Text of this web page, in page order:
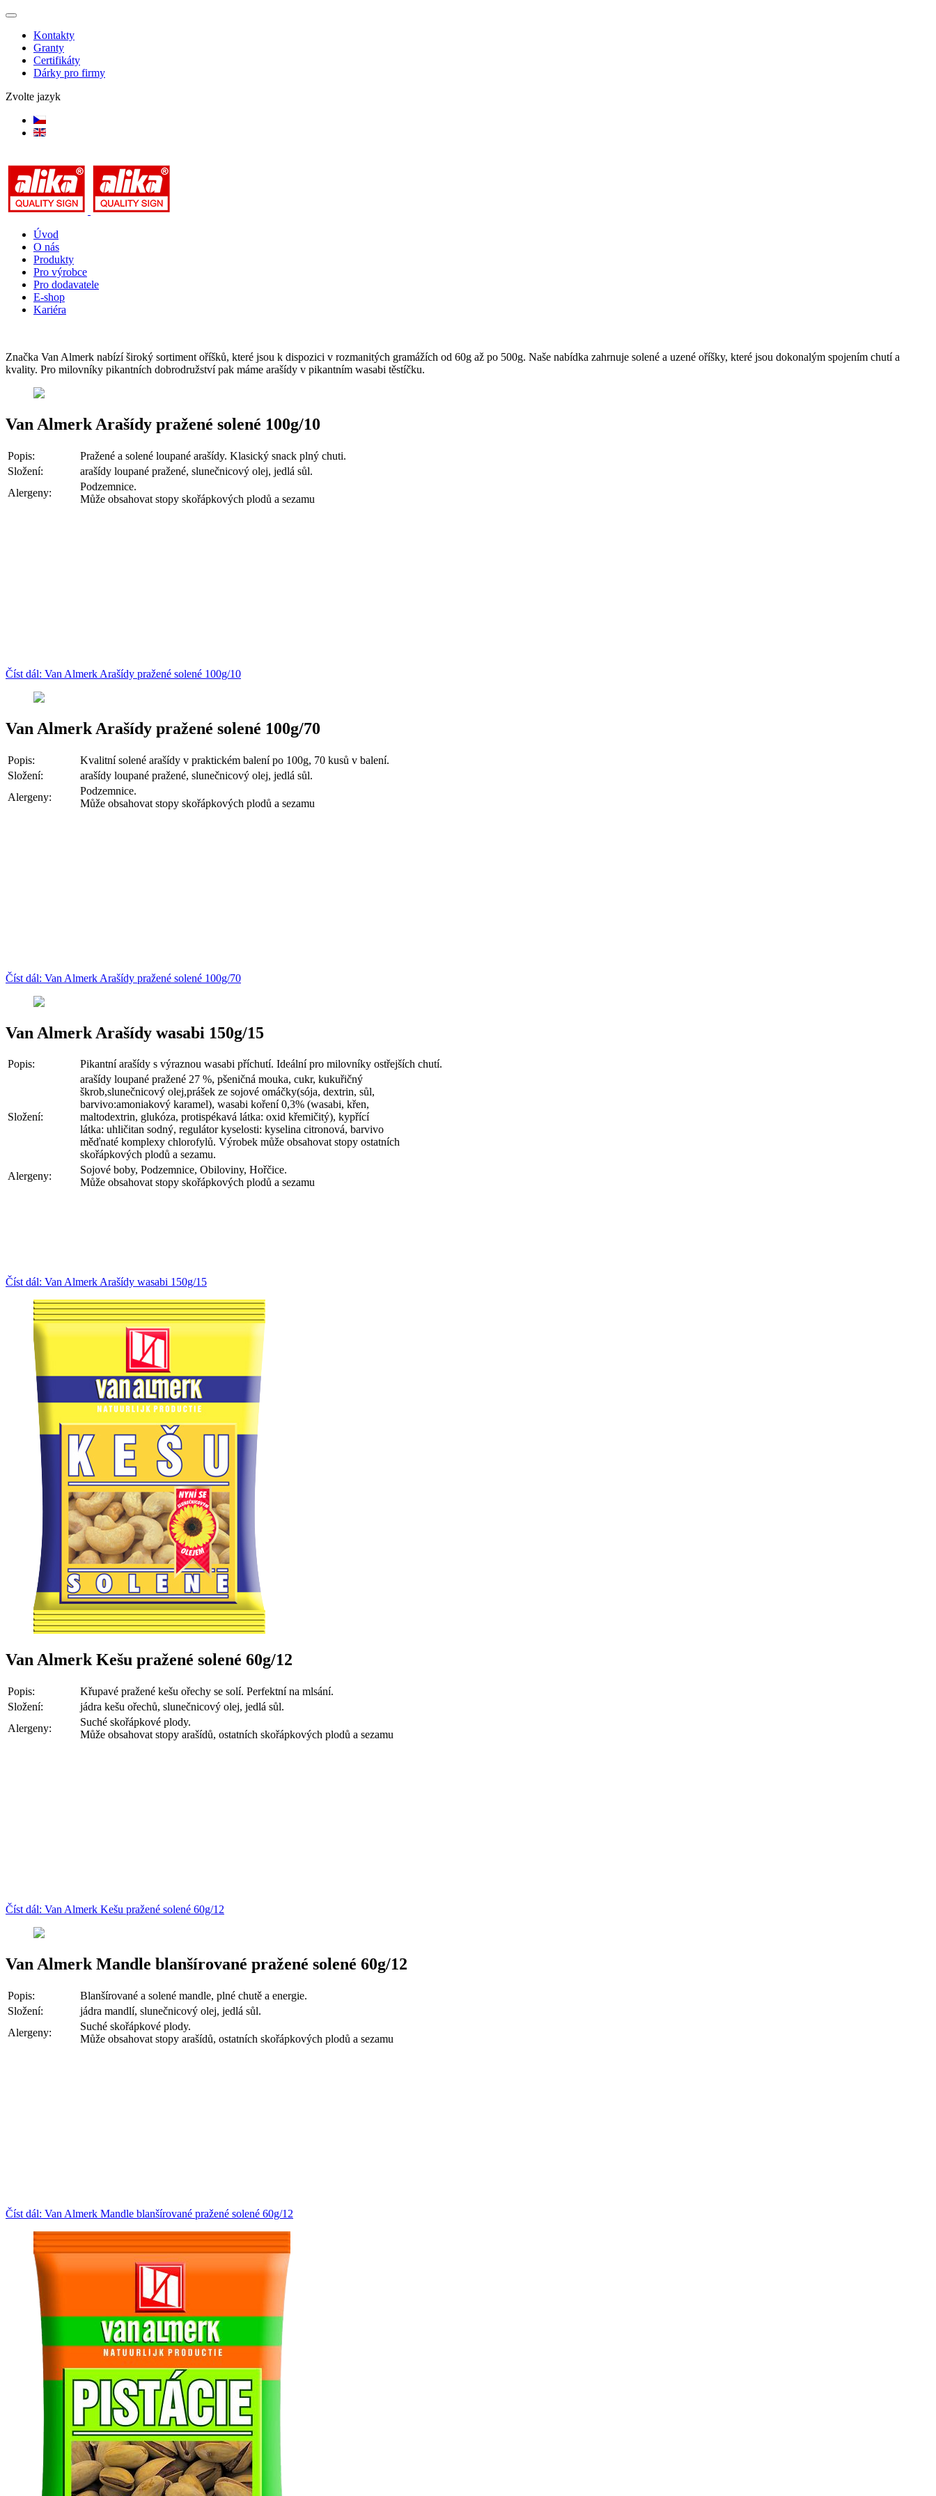
Kontakty
Granty
Certifikáty
Dárky pro firmy
Zvolte jazyk
Úvod
O nás
Produkty
Pro výrobce
Pro dodavatele
E-shop
Kariéra
Značka Van Almerk nabízí široký sortiment oříšků, které jsou k dispozici v rozmanitých gramážích od 60g až po 500g. Naše nabídka zahrnuje solené a uzené oříšky, které jsou dokonalým spojením chutí a
kvality. Pro milovníky pikantních dobrodružství pak máme arašídy v pikantním wasabi těstíčku.
Van Almerk Arašídy pražené solené 100g/10
Popis:
Pražené a solené loupané arašídy. Klasický snack plný chuti.
Složení:
arašídy loupané pražené, slunečnicový olej, jedlá sůl.
Alergeny:
Podzemnice.
Může obsahovat stopy skořápkových plodů a sezamu
Číst dál: Van Almerk Arašídy pražené solené 100g/10
Van Almerk Arašídy pražené solené 100g/70
Popis:
Kvalitní solené arašídy v praktickém balení po 100g, 70 kusů v balení.
Složení:
arašídy loupané pražené, slunečnicový olej, jedlá sůl.
Alergeny:
Podzemnice.
Může obsahovat stopy skořápkových plodů a sezamu
Číst dál: Van Almerk Arašídy pražené solené 100g/70
Van Almerk Arašídy wasabi 150g/15
Popis: Pikantní arašídy s výraznou wasabi příchutí. Ideální pro milovníky ostřejších chutí.
Složení:
arašídy loupané pražené 27 %, pšeničná mouka, cukr, kukuřičný
škrob,slunečnicový olej,prášek ze sojové omáčky(sója, dextrin, sůl,
barvivo:amoniakový karamel), wasabi koření 0,3% (wasabi, křen,
maltodextrin, glukóza, protispékavá látka: oxid křemičitý), kypřící
látka: uhličitan sodný, regulátor kyselosti: kyselina citronová, barvivo
měďnaté komplexy chlorofylů. Výrobek může obsahovat stopy ostatních
skořápkových plodů a sezamu.
Alergeny:
Sojové boby, Podzemnice, Obiloviny, Hořčice.
Může obsahovat stopy skořápkových plodů a sezamu
Číst dál: Van Almerk Arašídy wasabi 150g/15
Van Almerk Kešu pražené solené 60g/12
Popis:
Křupavé pražené kešu ořechy se solí. Perfektní na mlsání.
Složení:
jádra kešu ořechů, slunečnicový olej, jedlá sůl.
Alergeny:
Suché skořápkové plody.
Může obsahovat stopy arašídů, ostatních skořápkových plodů a sezamu
Číst dál: Van Almerk Kešu pražené solené 60g/12
Van Almerk Mandle blanšírované pražené solené 60g/12
Popis:
Blanšírované a solené mandle, plné chutě a energie.
Složení:
jádra mandlí, slunečnicový olej, jedlá sůl.
Alergeny:
Suché skořápkové plody.
Může obsahovat stopy arašídů, ostatních skořápkových plodů a sezamu
Číst dál: Van Almerk Mandle blanšírované pražené solené 60g/12